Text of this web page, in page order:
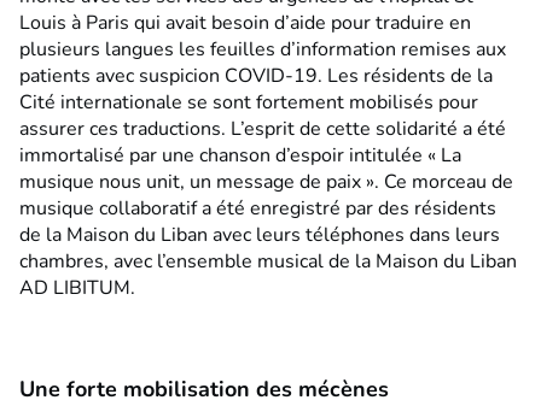
Louis à Paris qui avait besoin d’aide pour traduire en
plusieurs langues les feuilles d’information remises aux
patients avec suspicion COVID-19. Les résidents de la
Cité internationale se sont fortement mobilisés pour
assurer ces traductions. L’esprit de cette solidarité a été
immortalisé par une chanson d’espoir intitulée « La
musique nous unit, un message de paix ». Ce morceau de
musique collaboratif a été enregistré par des résidents
de la Maison du Liban avec leurs téléphones dans leurs
chambres, avec l’ensemble musical de la Maison du Liban
AD LIBITUM.
Une forte mobilisation des mécènes